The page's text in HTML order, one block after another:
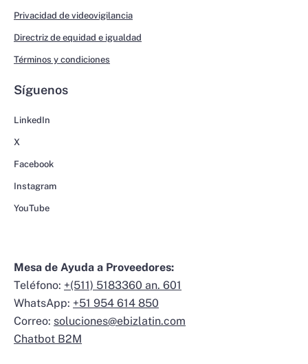
Privacidad de videovigilancia
Directriz de equidad e igualdad
Términos y condiciones
Síguenos
LinkedIn
X
Facebook
Instagram
YouTube
Mesa de Ayuda a Proveedores:
Teléfono: +(511) 5183360 an. 601
WhatsApp: +51 954 614 850
Correo: soluciones@ebizlatin.com
Chatbot B2M